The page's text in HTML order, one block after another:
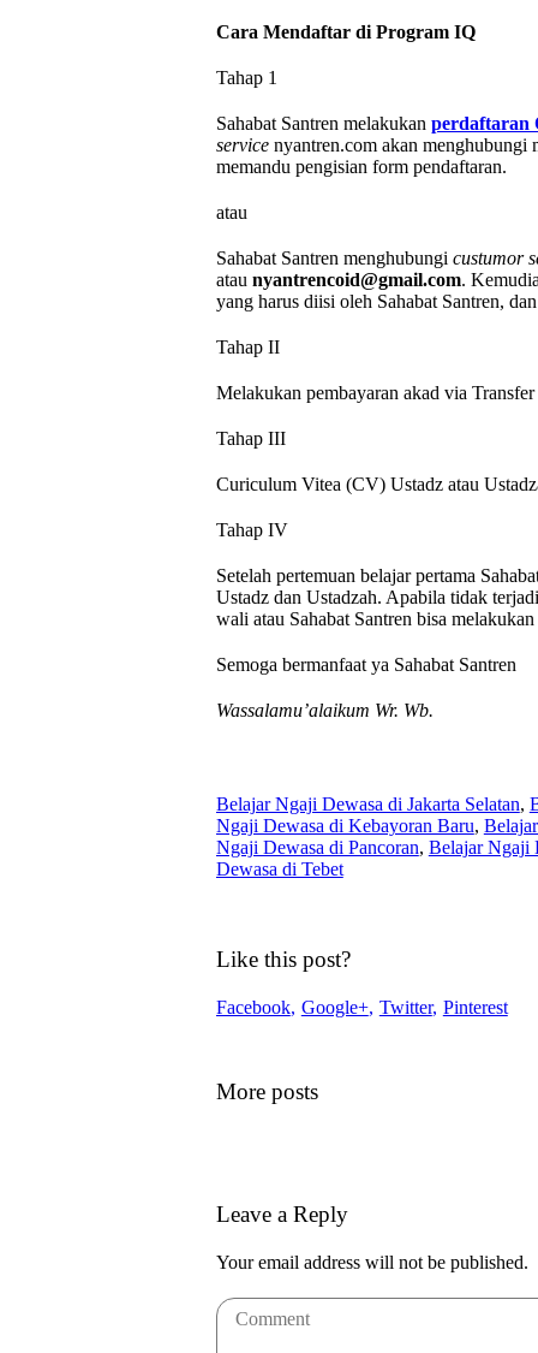
Cara Mendaftar di Program IQ
Tahap 1
Sahabat Santren melakukan perdaftaran
servicenyantren.com akan menghubungi
memandu pengisian form pendaftaran.
atau
Sahabat Santren menghubungi custumor
atau nyantrencoid@gmail.com.
yang harus diisi oleh Sahabat Santren,
Tahap II
Melakukan pembayaran akad via
Tahap III
Curiculum Vitea (CV) Ustadz atau
Tahap IV
Setelah pertemuan belajar pertama
Ustadz dan Ustadzah. Apabila tidak
wali atau Sahabat Santren bisa
Semoga bermanfaat ya Sahabat Santren
Wassalamu’alaikum Wr. Wb.
Belajar Ngaji Dewasa di Jakarta Selatan,
Ngaji Dewasa di Kebayoran Baru,
Ngaji Dewasa di Pancoran, Belajar Ngaji
Dewasa di Tebet
Like this post?
Facebook Google+ Twitter Pinterest
More posts
Leave a Reply
Your email address will not be published.